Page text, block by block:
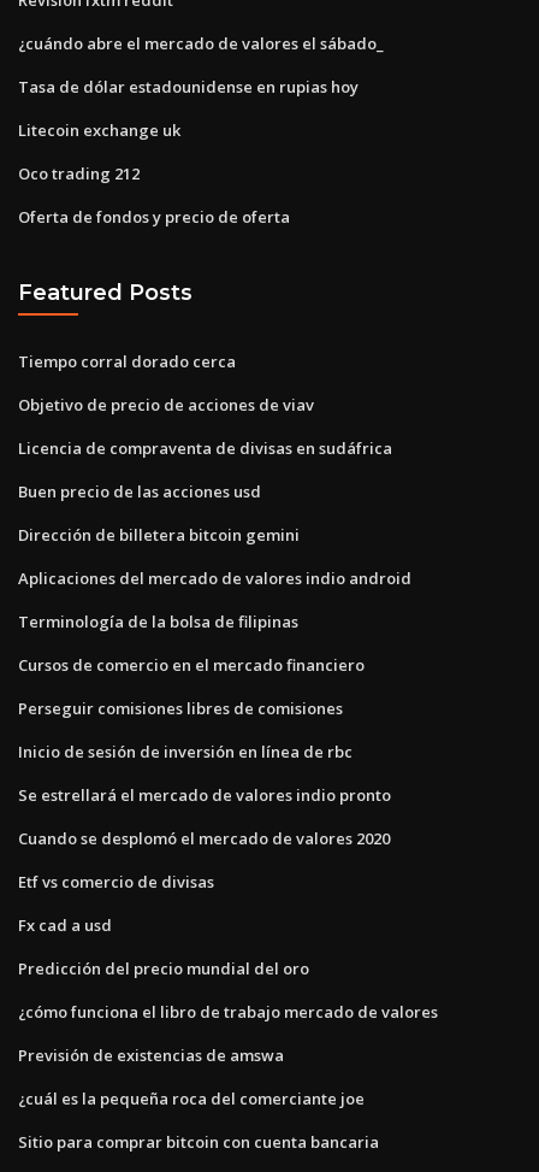
¿cuándo abre el mercado de valores el sábado_
Tasa de dólar estadounidense en rupias hoy
Litecoin exchange uk
Oco trading 212
Oferta de fondos y precio de oferta
Featured Posts
Tiempo corral dorado cerca
Objetivo de precio de acciones de viav
Licencia de compraventa de divisas en sudáfrica
Buen precio de las acciones usd
Dirección de billetera bitcoin gemini
Aplicaciones del mercado de valores indio android
Terminología de la bolsa de filipinas
Cursos de comercio en el mercado financiero
Perseguir comisiones libres de comisiones
Inicio de sesión de inversión en línea de rbc
Se estrellará el mercado de valores indio pronto
Cuando se desplomó el mercado de valores 2020
Etf vs comercio de divisas
Fx cad a usd
Predicción del precio mundial del oro
¿cómo funciona el libro de trabajo mercado de valores
Previsión de existencias de amswa
¿cuál es la pequeña roca del comerciante joe
Sitio para comprar bitcoin con cuenta bancaria